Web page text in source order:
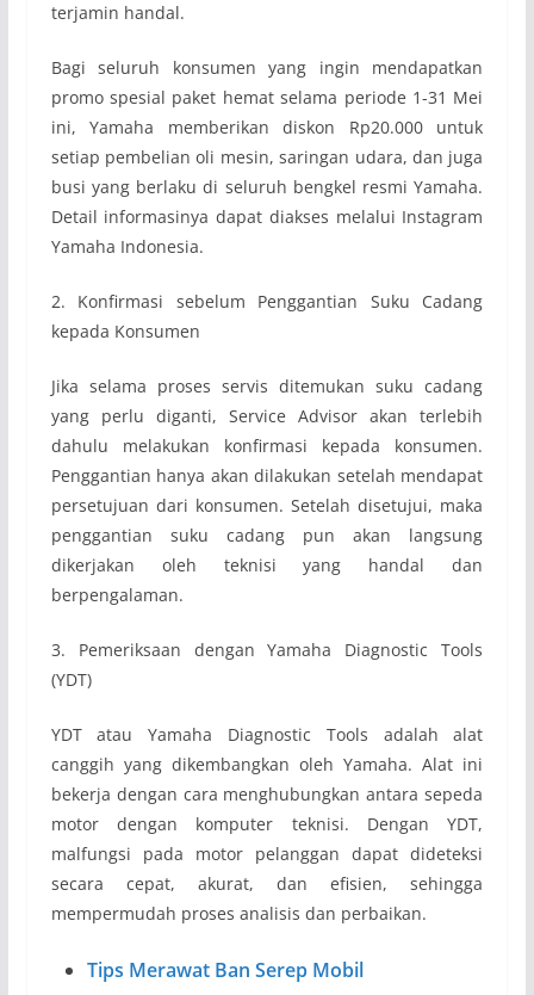
terjamin handal.
Bagi seluruh konsumen yang ingin mendapatkan
promo spesial paket hemat selama periode 1-31 Mei
ini, Yamaha memberikan diskon Rp20.000 untuk
setiap pembelian oli mesin, saringan udara, dan juga
busi yang berlaku di seluruh bengkel resmi Yamaha.
Detail informasinya dapat diakses melalui Instagram
Yamaha Indonesia.
2. Konfirmasi sebelum Penggantian Suku Cadang
kepada Konsumen
Jika selama proses servis ditemukan suku cadang
yang perlu diganti, Service Advisor akan terlebih
dahulu melakukan konfirmasi kepada konsumen.
Penggantian hanya akan dilakukan setelah mendapat
persetujuan dari konsumen. Setelah disetujui, maka
penggantian suku cadang pun akan langsung
dikerjakan oleh teknisi yang handal dan
berpengalaman.
3. Pemeriksaan dengan Yamaha Diagnostic Tools
(YDT)
YDT atau Yamaha Diagnostic Tools adalah alat
canggih yang dikembangkan oleh Yamaha. Alat ini
bekerja dengan cara menghubungkan antara sepeda
motor dengan komputer teknisi. Dengan YDT,
malfungsi pada motor pelanggan dapat dideteksi
secara cepat, akurat, dan efisien, sehingga
mempermudah proses analisis dan perbaikan.
Tips Merawat Ban Serep Mobil